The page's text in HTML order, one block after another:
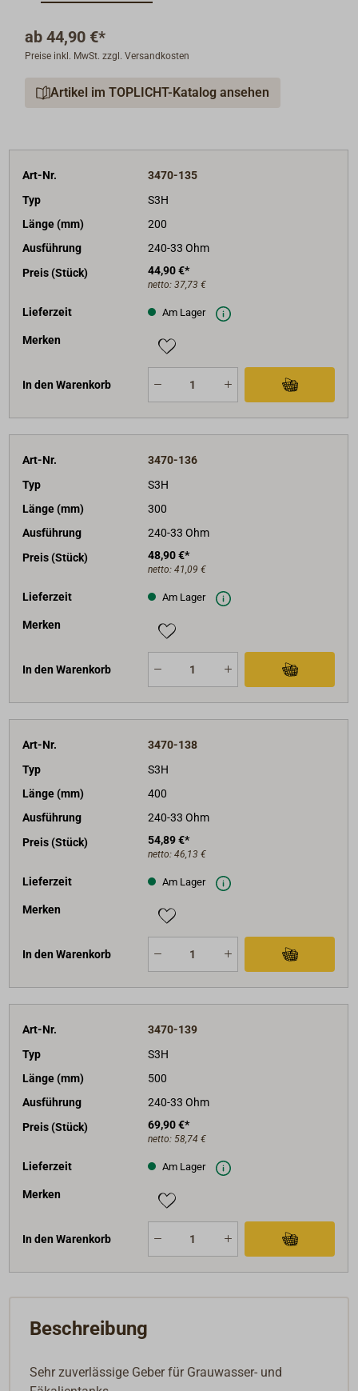
ab 44,90 €*
Preise inkl. MwSt. zzgl. Versandkosten
Artikel im TOPLICHT-Katalog ansehen
Art-Nr.
3470-135
Typ
S3H
Länge (mm)
200
Ausführung
240-33 Ohm
Preis (Stück)
44,90 €*
netto: 37,73 €
Lieferzeit Am Lager
Merken
In den Warenkorb
Art-Nr.
3470-136
Typ
S3H
Länge (mm)
300
Ausführung
240-33 Ohm
Preis (Stück)
48,90 €*
netto: 41,09 €
Lieferzeit Am Lager
Merken
In den Warenkorb
Art-Nr.
3470-138
Typ
S3H
Länge (mm)
400
Ausführung
240-33 Ohm
Preis (Stück)
54,89 €*
netto: 46,13 €
Lieferzeit Am Lager
Merken
In den Warenkorb
Art-Nr.
3470-139
Typ
S3H
Länge (mm)
500
Ausführung
240-33 Ohm
Preis (Stück)
69,90 €*
netto: 58,74 €
Lieferzeit Am Lager
Merken
In den Warenkorb
Beschreibung
Sehr zuverlässige Geber für Grauwasser- und